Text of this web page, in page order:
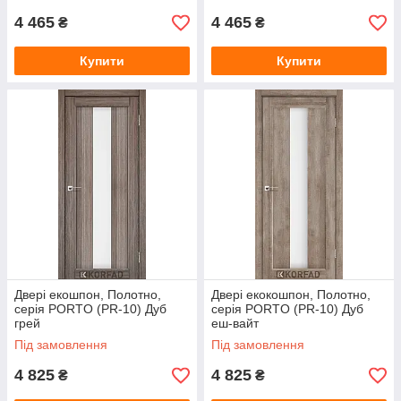
4 465 ₴
Купити
4 465 ₴
Купити
Двері екошпон, Полотно,
серія PORTO (PR-10) Дуб
грей
Під замовлення
4 825 ₴
Двері екокошпон, Полотно,
серія PORTO (PR-10) Дуб
еш-вайт
Під замовлення
4 825 ₴